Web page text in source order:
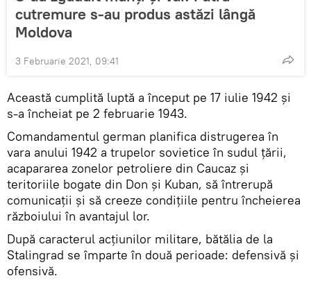
cutremure s-au produs astăzi lângă
Moldova
3 Februarie 2021, 09:41
Această cumplită luptă a început pe 17 iulie 1942 și
s-a încheiat pe 2 februarie 1943.
Comandamentul german planifica distrugerea în
vara anului 1942 a trupelor sovietice în sudul țării,
acapararea zonelor petroliere din Caucaz și
teritoriile bogate din Don și Kuban, să întrerupă
comunicații și să creeze condițiile pentru încheierea
războiului în avantajul lor.
După caracterul acțiunilor militare, bătălia de la
Stalingrad se împarte în două perioade: defensivă și
ofensivă.